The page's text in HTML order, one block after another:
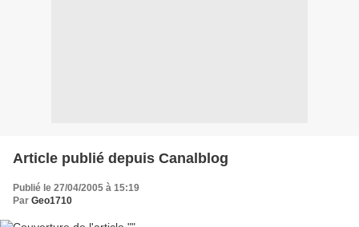
Article publié depuis Canalblog
Publié le 27/04/2005 à 15:19
Par Geo1710